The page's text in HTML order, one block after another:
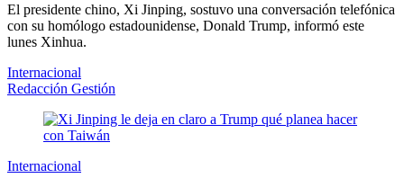
El presidente chino, Xi Jinping, sostuvo una conversación telefónica
con su homólogo estadounidense, Donald Trump, informó este
lunes Xinhua.
Internacional
Redacción Gestión
Internacional